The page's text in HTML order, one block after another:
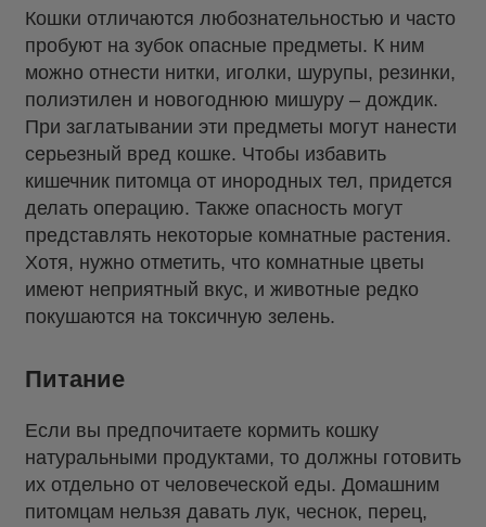
Кошки отличаются любознательностью и часто
пробуют на зубок опасные предметы. К ним
можно отнести нитки, иголки, шурупы, резинки,
полиэтилен и новогоднюю мишуру – дождик.
При заглатывании эти предметы могут нанести
серьезный вред кошке. Чтобы избавить
кишечник питомца от инородных тел, придется
делать операцию. Также опасность могут
представлять некоторые комнатные растения.
Хотя, нужно отметить, что комнатные цветы
имеют неприятный вкус, и животные редко
покушаются на токсичную зелень.
Питание
Если вы предпочитаете кормить кошку
натуральными продуктами, то должны готовить
их отдельно от человеческой еды. Домашним
питомцам нельзя давать лук, чеснок, перец,